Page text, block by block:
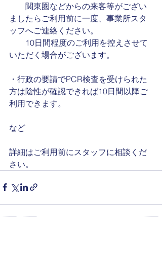
関東圏などからの来客等がござい
ましたらご利用前に一度、事業所スタ
ッフへご連絡ください。
10日間程度のご利用を控えさせて
いただく場合がございます。
・行政の要請でPCR検査を受けられた
方は陰性が確認できれば10日間以降ご
利用できます。
など
詳細はご利用前にスタッフに相談くだ
さい。